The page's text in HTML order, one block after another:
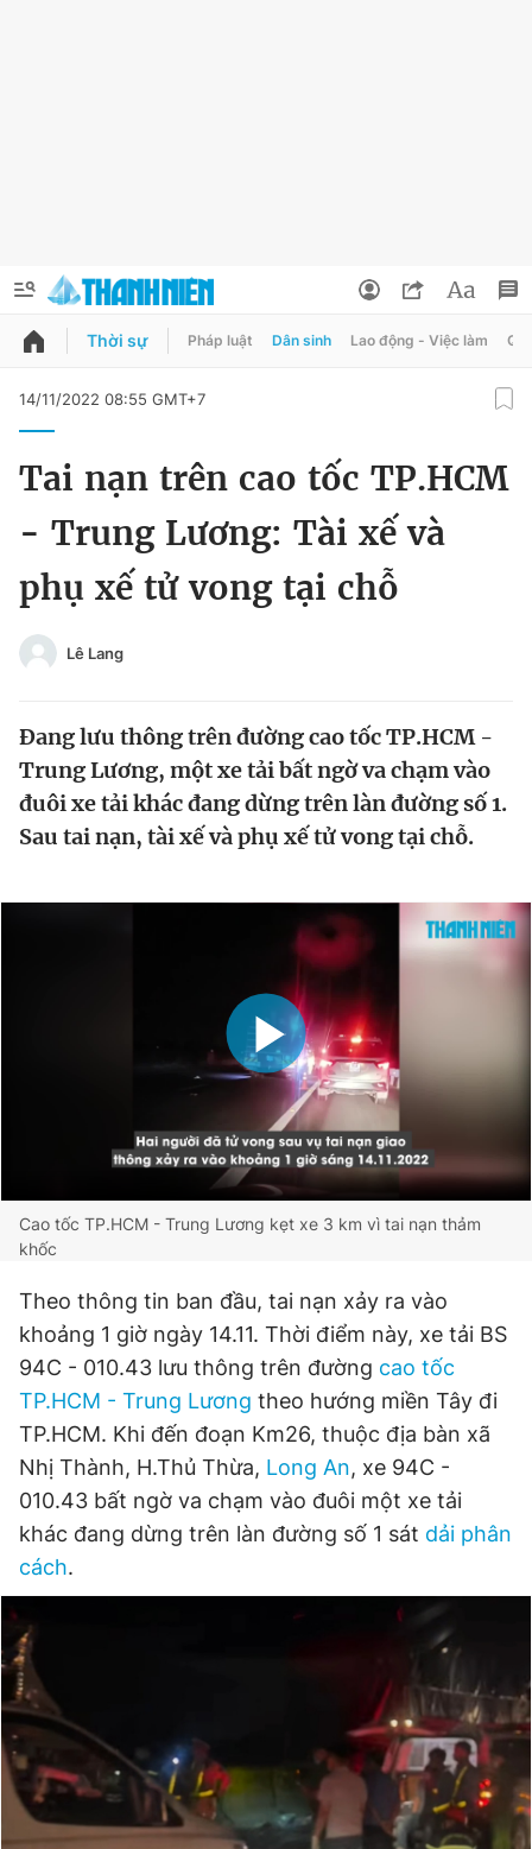
QUẢNG CÁO
Chuyên mục
Chuyên mục khác
Chào ngày mới Tin 24h
Video Magazine
Sản phẩm khác
Tiện ích Bạn cần biết
Liên hệ quảng cáo
Đọc Thanh Niên trên điện thoại
Theo dõi báo trên
Hotline Liên hệ quảng cáo
0908 780 404
Đặt báo Quảng cáo Tòa soạn Chính sách bảo
Tổng biên tập: Nguyễn Ngọc Toàn
Phó tổng biên tập thường trực: Hải Thành
Phó tổng biên tập: Lâm Hiếu Dũng
Phó tổng biên tập: Trần Việt Hưng
Tổng thư ký tòa soạn: Đức Trung
Giấy phép xuất bản số 110/GP - BTTTT cấp ngày 24.3.2020
© 2003-2026 Bản quyền thuộc về Báo Thanh Niên. Cấm sao
bản. Phát triển bởi ePi Technologies, JSC.
Đổi mật khẩu
Tin đã lưu
Tin đã xem
Đăng xuất
Thời sự Pháp luật Dân sinh Lao động - Việc làm
14/11/2022 08:55 GMT+7
Tai nạn trên cao tốc TP.HCM
- Trung Lương: Tài xế và
phụ xế tử vong tại chỗ
Lê Lang
Đang lưu thông trên đường cao tốc TP.HCM -
Trung Lương, một xe tải bất ngờ va chạm vào
đuôi xe tải khác đang dừng trên làn đường số 1.
Sau tai nạn, tài xế và phụ xế tử vong tại chỗ.
Cao tốc TP.HCM - Trung Lương kẹt xe 3 km vì tai nạn thảm
khốc
Theo thông tin ban đầu, tai nạn xảy ra vào
khoảng 1 giờ ngày 14.11. Thời điểm này, xe tải BS
94C - 010.43 lưu thông trên đường cao tốc
TP.HCM - Trung Lương theo hướng miền Tây đi
TP.HCM. Khi đến đoạn Km26, thuộc địa bàn xã
Nhị Thành, H.Thủ Thừa, Long An, xe 94C -
010.43 bất ngờ va chạm vào đuôi một xe tải
khác đang dừng trên làn đường số 1 sát dải phân
cách.